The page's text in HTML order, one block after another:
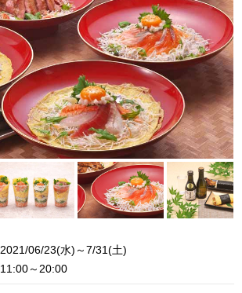
2021/06/23(水)～7/31(土)
11:00～20:00